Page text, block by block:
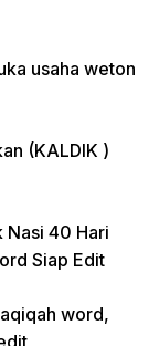
usaha weton
(KALDIK )
Nasi 40 Hari
Siap Edit
word,